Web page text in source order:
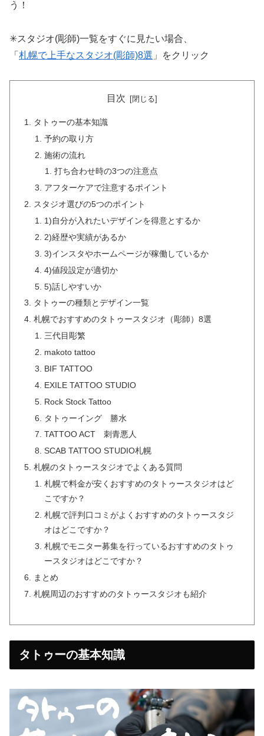
う！
✳︎スタジオ(彫師)一覧をすぐに見たい場合、
「 札幌で上手なスタジオ(彫師)8選 」をクリック
目次
タトゥーの基本知識
予約の取り方
施術の流れ
打ち合わせ時の3つの注意点
アフターケアで注意するポイント
スタジオ選びの5つのポイント
1)自分が入れたいデザインを得意とするか
2)経歴や実績があるか
3)インスタやホームページが稼働しているか
4)値段設定が適切か
5)話しやすいか
タトゥーの種類とデザイン一覧
札幌でおすすめのタトゥースタジオ（彫師）8選
三代目彫繁
makoto tattoo
BIF TATTOO
EXILE TATTOO STUDIO
Rock Stock Tattoo
タトゥーイング 勝水
TATTOO ACT 刺青悪人
SCAB TATTOO STUDIO札幌
札幌のタトゥースタジオでよくある質問
札幌で料金が安くおすすめのタトゥースタジオはど
こですか？
札幌で評判口コミがよくおすすめのタトゥースタジ
オはどこですか？
札幌でモニター募集を行っているおすすめのタトゥ
ースタジオはどこですか？
まとめ
札幌周辺のおすすめのタトゥースタジオも紹介
タトゥーの基本知識